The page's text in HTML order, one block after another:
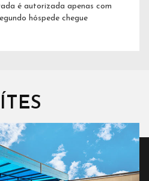
é autorizada apenas com
hóspede chegue